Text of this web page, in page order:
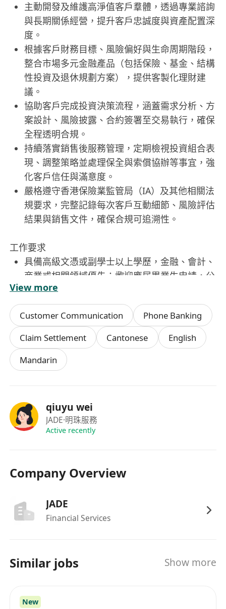
主動開發及維護高淨值客戶羣體，透過專業諮詢
與長期關係經營，提升客戶忠誠度與資產配置深
度。
根據客戶財務目標、風險偏好與生命周期階段，
整合市場多元金融產品（包括保險、基金、結構
性投資及退休規劃方案），提供客製化理財建
議。
協助客戶完成投資決策流程，涵蓋需求分析、方
案設計、風險披露、合約簽署至交易執行，確保
全程透明合規。
持續落實銷售後服務管理，定期檢視投資組合表
現、調整策略並處理保全與索償協辦等事宜，強
化客戶信任與滿意度。
嚴格遵守香港保險業監管局（IA）及其他相關法
規要求，完整記錄每次客戶互動細節、風險評估
結果與銷售文件，確保合規可追溯性。
工作要求
具備高級文憑或副學士以上學歷，金融、會計、
商業或相關領域優先；歡迎應屆畢業生申請，公
司提供系統化培訓與考牌支援。
流利使用廣東話、普通話及英語進行專業溝通，
能獨立撰寫中英文理財建議書及客戶報告。
對保險經紀業務具高度熱忱與服務意識，具備主
動開拓能力、優秀人際洞察力及穩健的抗壓性。
熟悉香港保險市場產品架構、監管框架（如《保
險中介人資格準則》）及常見財富管理工具者優
持有或願意於入職後六個月內考取香港保險業聯
會認可之「保險中介人考試」（IIQE）第1、3、
2、4卷，並申領保險代理牌照。
五天工作週，每日工作時間為09:45–17:00，彈
工作及外出客戶拜訪）。
具競爭力薪酬結構：月薪範圍港幣10,000–
提供全面職業發展路徑，包括專業認證資助、內
部導師制、客戶資源分配及團隊協作支持。
民、高才通、優才通、IANG及受養人簽證持有
View more
Customer Communication
Phone Banking
Claim Settlement
Cantonese
English
Mandarin
qiuyu wei
JADE·明珠服務
Active recently
Company Overview
JADE
Financial Services
Similar jobs Show more
New